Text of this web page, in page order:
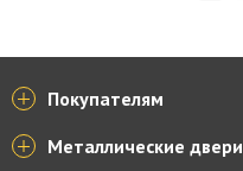
Покупателям
Металлические двери